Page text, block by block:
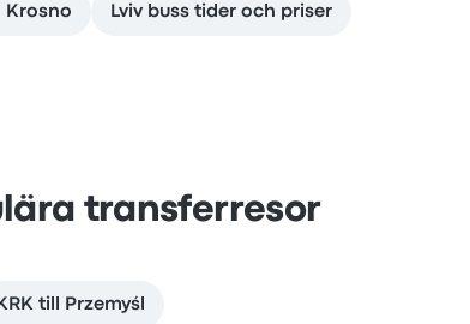
Krosno Lviv buss tider och priser
transferresor
KRK till Przemyśl